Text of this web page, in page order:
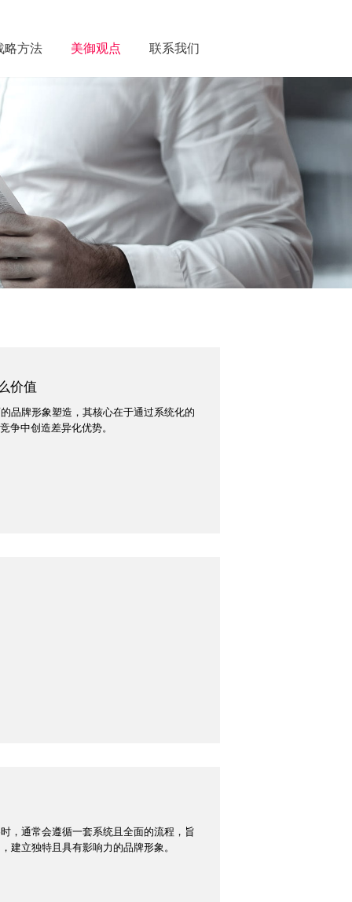
略方法 美御观点 联系我们
价值
品牌形象塑造，其核心在于通过系统化的
争中创造差异化优势。
，通常会遵循一套系统且全面的流程，旨
建立独特且具有影响力的品牌形象。